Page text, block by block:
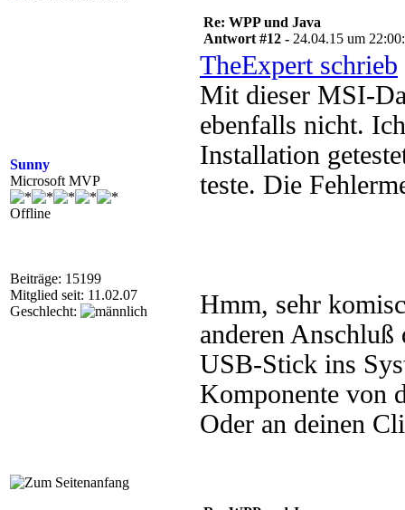
Sunny
Microsoft MVP
Offline
Beiträge: 15199
Mitglied seit: 11.02.07
Geschlecht:
Re: WPP und Java
Antwort #12 - 24.04.15 um
TheExpert schrieb
Mit dieser MSI-
ebenfalls nicht.
Installation
teste. Die
Hmm, sehr
anderen
USB-Stick ins
Komponente von
Oder an deinen